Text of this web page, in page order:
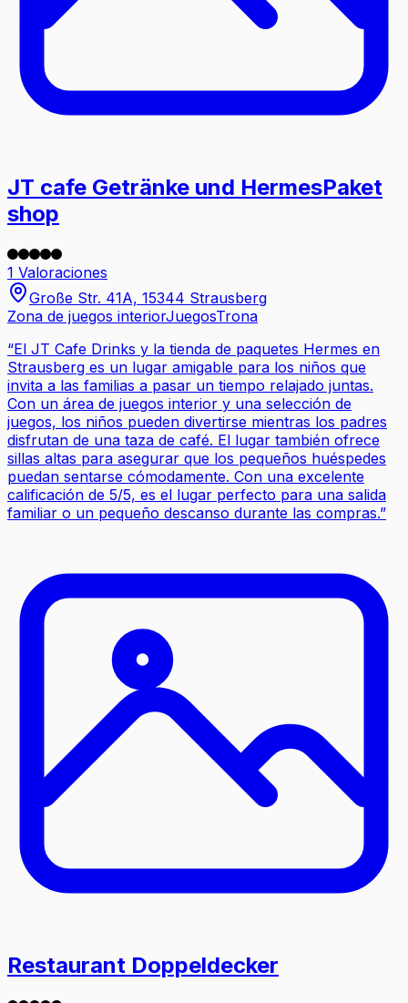
JT cafe Getränke und HermesPaket
shop
1 Valoraciones
Große Str. 41A, 15344 Strausberg
Zona de juegos interiorJuegosTrona
“El JT Cafe Drinks y la tienda de paquetes Hermes en
Strausberg es un lugar amigable para los niños que
invita a las familias a pasar un tiempo relajado juntas.
Con un área de juegos interior y una selección de
juegos, los niños pueden divertirse mientras los padres
disfrutan de una taza de café. El lugar también ofrece
sillas altas para asegurar que los pequeños huéspedes
puedan sentarse cómodamente. Con una excelente
calificación de 5/5, es el lugar perfecto para una salida
familiar o un pequeño descanso durante las compras.”
Restaurant Doppeldecker